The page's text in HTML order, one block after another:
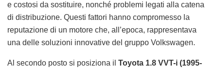
e costosi da sostituire, nonché problemi legati alla catena
di distribuzione. Questi fattori hanno compromesso la
reputazione di un motore che, all’epoca, rappresentava
una delle soluzioni innovative del gruppo Volkswagen.
Al secondo posto si posiziona il Toyota 1.8 VVT-i (1995-